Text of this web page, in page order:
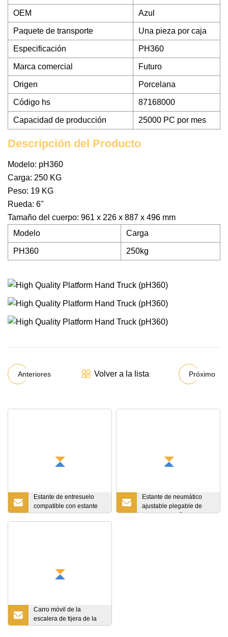
OEM Azul
Paquete de transporte Una pieza por caja
Especificación PH360
Marca comercial Futuro
Origen Porcelana
Código hs 87168000
Capacidad de producción 25000 PC por mes
Descripción del Producto
Modelo: pH360
Carga: 250 KG
Peso: 19 KG
Rueda: 6"
Tamaño del cuerpo: 961 x 226 x 887 x 496 mm
Modelo
Carga
PH360 250kg
Anteriores Volver a la lista Próximo
Estante de entresuelo
compatible con estante
de entresuelo de
Estante de neumático
ajustable plegable de
metal de diseño
Carro móvil de la
escalera de tijera de la
carretilla de la recogida